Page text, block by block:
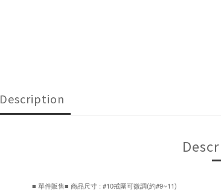
Description
■ 單件販售■ 商品尺寸 : #10戒圍可微調(約#9~11)